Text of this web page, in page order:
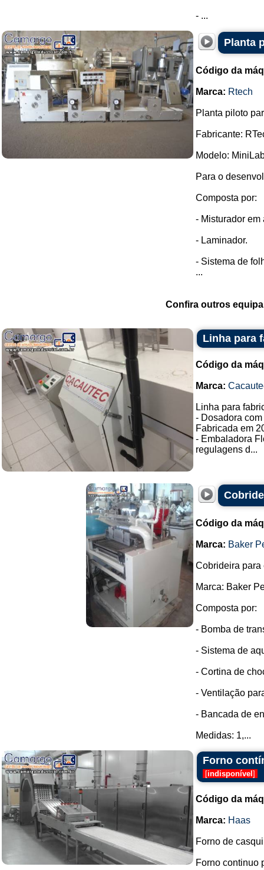
- ...
Planta
Código da
Marca: Rtech
Planta piloto
Fabricante:
Modelo:
Para o
Composta por:
- Misturador em
- Laminador.
- Sistema de
...
Confira outros
Linha para
Código da
Marca:
Linha para
- Dosadora
Fabricada em
- Embaladora
regulagens d...
Código da
Marca: Baker
Cobrideira para
Marca: Baker
Composta por:
- Bomba de
- Sistema de
- Cortina de
- Ventilação
- Bancada de
Medidas: 1,...
Forno
[indisponível ]
Código da
Marca: Haas
Forno de
Forno continuo